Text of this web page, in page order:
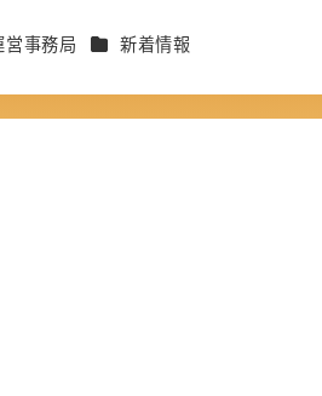
営事務局 カテゴリー
新着情報